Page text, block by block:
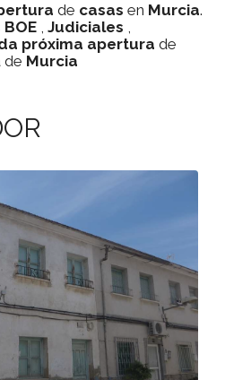
de casas en Murcia.
BOE , Judiciales ,
próxima apertura de
de Murcia